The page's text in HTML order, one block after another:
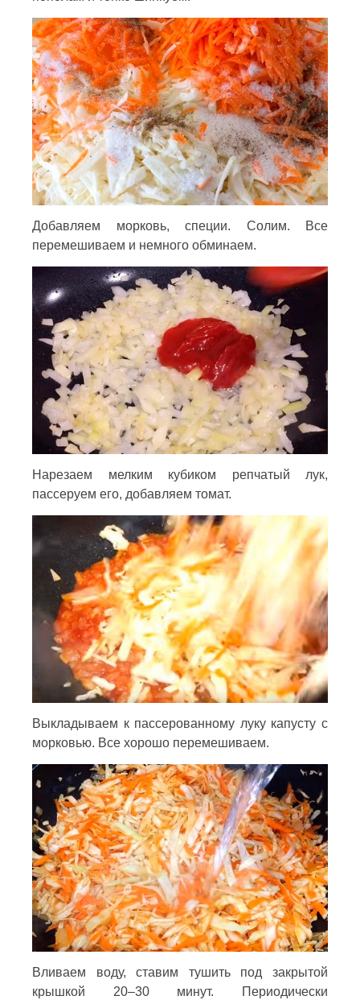
Добавляем морковь, специи. Солим. Все
перемешиваем и немного обминаем.
Нарезаем мелким кубиком репчатый лук,
пассеруем его, добавляем томат.
Выкладываем к пассерованному луку капусту с
морковью. Все хорошо перемешиваем.
Вливаем воду, ставим тушить под закрытой
крышкой 20–30 минут. Периодически